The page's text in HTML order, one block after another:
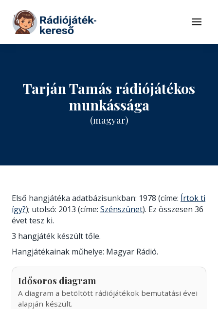
Tovább a tartalomhoz
Menü
Tarján Tamás rádiójátékos
munkássága
(magyar)
Első hangjátéka adatbázisunkban: 1978 (címe: Írtok ti
így?); utolsó: 2013 (címe: Szénszünet). Ez összesen 36
évet tesz ki.
3 hangjáték készült tőle.
Hangjátékainak műhelye: Magyar Rádió.
Idősoros diagram
A diagram a betöltött rádiójátékok bemutatási évei
alapján készült.